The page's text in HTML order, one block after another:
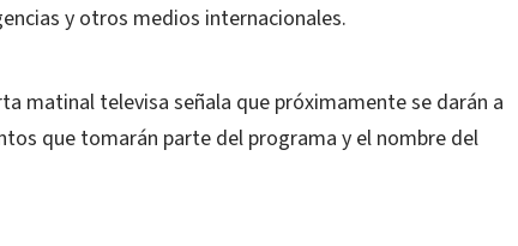
y otros medios internacionales.
matinal televisa señala que próximamente se darán a
que tomarán parte del programa y el nombre del